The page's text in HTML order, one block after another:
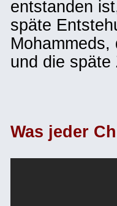
entstanden
späte
und die späte
Was jeder